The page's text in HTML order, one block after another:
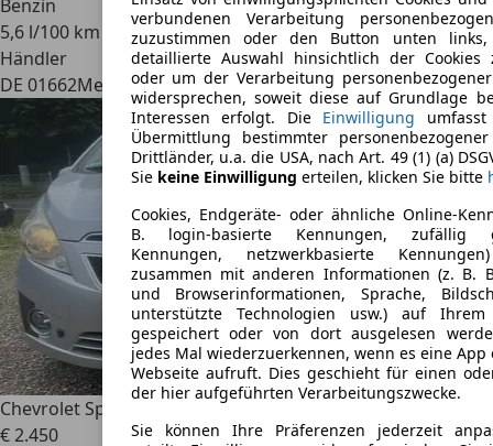
Benzin
5,6 l/100 km (komb.)
Händler
DE 01662Meissen
Chevrolet Spark
€ 2.450
verbundenen Verarbeitung
zuzustimmen oder den Button unten
detaillierte Auswahl hinsichtlich der Cookies
oder um der Verarbeitung
widersprechen, soweit diese auf Grundlage
Interessen erfolgt. Die Einwilligung
Übermittlung bestimmter
Drittländer, u.a. die USA, nach Art. 49 (1) (a)
Sie keine Einwilligung erteilen, klicken Sie bitte
Cookies, Endgeräte- oder ähnliche Online-
B. login-basierte Kennungen, zufällig
Kennungen, netzwerkbasierte
zusammen mit anderen Informationen (z. B.
und Browserinformationen, Sprache,
unterstützte Technologien usw.) auf Ihrem
gespeichert oder von dort ausgelesen
jedes Mal wiederzuerkennen, wenn es eine
Webseite aufruft. Dies geschieht für einen
der hier aufgeführten Verarbeitungszwecke.
Sie können Ihre Präferenzen jederzeit